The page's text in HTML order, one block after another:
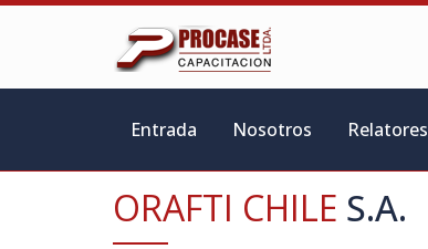
Entrada Nosotros Relatores
ORAFTI CHILE S.A.